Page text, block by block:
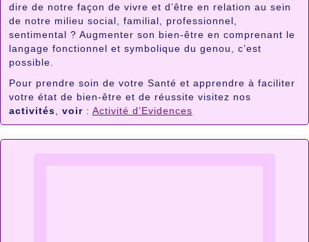
dire de notre façon de vivre et d’être en relation au sein
de notre milieu social, familial, professionnel,
sentimental ? Augmenter son bien-être en comprenant le
langage fonctionnel et symbolique du genou, c’est
possible.
Pour prendre soin de votre Santé et apprendre à faciliter
votre état de bien-être et de réussite visitez nos
activités
voir : Activité d’Evidences